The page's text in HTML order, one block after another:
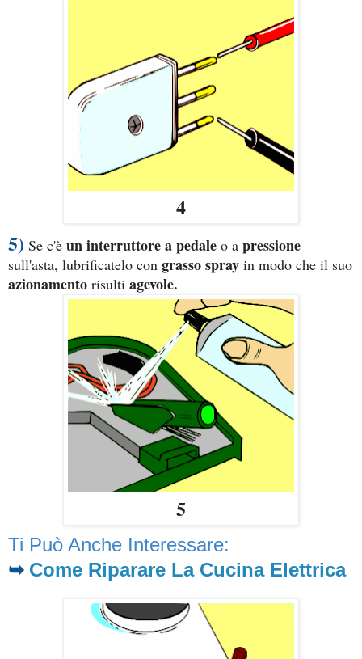
4
5) Se c'è un interruttore a pedale o a pressione
sull'asta, lubrificatelo con grasso spray in modo che il suo
azionamento risulti agevole.
5
Ti Può Anche Interessare:
➥ Come Riparare La Cucina Elettrica